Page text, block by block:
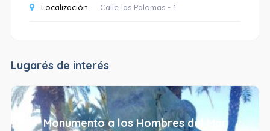
Localización Calle las Palomas - 1
Lugarés de interés
Monumento a los Hombres del Mar